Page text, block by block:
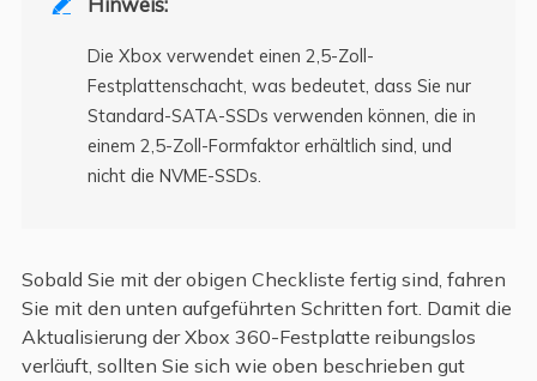

Die Xbox verwendet einen 2,5-Zoll-
Festplattenschacht, was bedeutet, dass Sie nur
Standard-SATA-SSDs verwenden können, die in
einem 2,5-Zoll-Formfaktor erhältlich sind, und
nicht die NVME-SSDs.
Sobald Sie mit der obigen Checkliste fertig sind, fahren
Sie mit den unten aufgeführten Schritten fort. Damit die
Aktualisierung der Xbox 360-Festplatte reibungslos
verläuft, sollten Sie sich wie oben beschrieben gut